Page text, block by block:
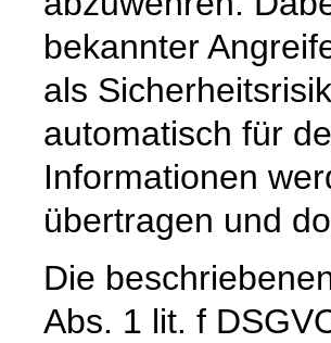
bekannter
als
automatisch für
Informationen
übertragen und
Die
Abs. 1 lit. f